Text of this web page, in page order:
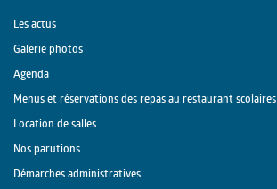
Les actus
Galerie photos
Agenda
Menus et réservations des repas au restaurant scolaires
Location de salles
Nos parutions
Démarches administratives